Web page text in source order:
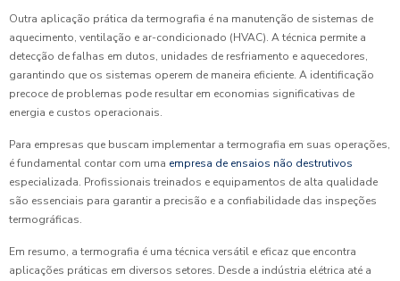
Outra aplicação prática da termografia é na manutenção de sistemas de
aquecimento, ventilação e ar-condicionado (HVAC). A técnica permite a
detecção de falhas em dutos, unidades de resfriamento e aquecedores,
garantindo que os sistemas operem de maneira eficiente. A identificação
precoce de problemas pode resultar em economias significativas de
energia e custos operacionais.
Para empresas que buscam implementar a termografia em suas operações,
é fundamental contar com uma empresa de ensaios não destrutivos
especializada. Profissionais treinados e equipamentos de alta qualidade
são essenciais para garantir a precisão e a confiabilidade das inspeções
termográficas.
Em resumo, a termografia é uma técnica versátil e eficaz que encontra
aplicações práticas em diversos setores. Desde a indústria elétrica até a